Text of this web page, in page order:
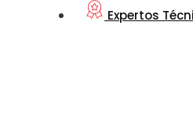
Expertos